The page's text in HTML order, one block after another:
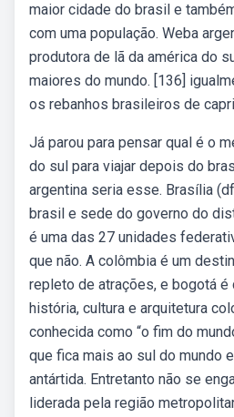
maior cidade do brasil e
com uma população. Weba
produtora de lã da américa do
maiores do mundo. [136]
os rebanhos brasileiros de
Já parou para pensar qual é o
do sul para viajar depois do
argentina seria esse. Brasília
brasil e sede do governo do
é uma das 27 unidades
que não. A colômbia é um
repleto de atrações, e bogotá é
história, cultura e arquitetura
conhecida como “o fim do
que fica mais ao sul do mundo
antártida. Entretanto não se
liderada pela região